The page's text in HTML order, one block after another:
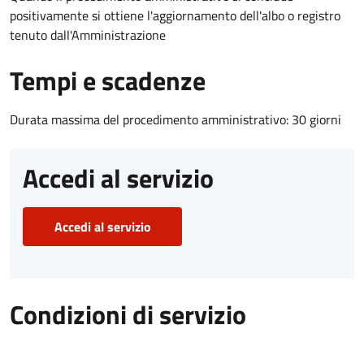
positivamente si ottiene l'aggiornamento dell'albo o registro
tenuto dall'Amministrazione
Tempi e scadenze
Durata massima del procedimento amministrativo: 30 giorni
Accedi al servizio
Accedi al servizio
Condizioni di servizio